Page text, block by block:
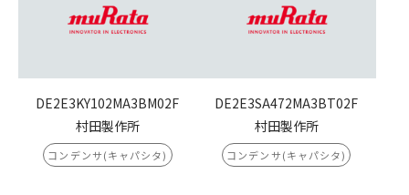
DE2E3KY102MA3BM02F
村田製作所
コンデンサ(キャパシタ)
DE2E3SA472MA3BT02F
村田製作所
コンデンサ(キャパシタ)